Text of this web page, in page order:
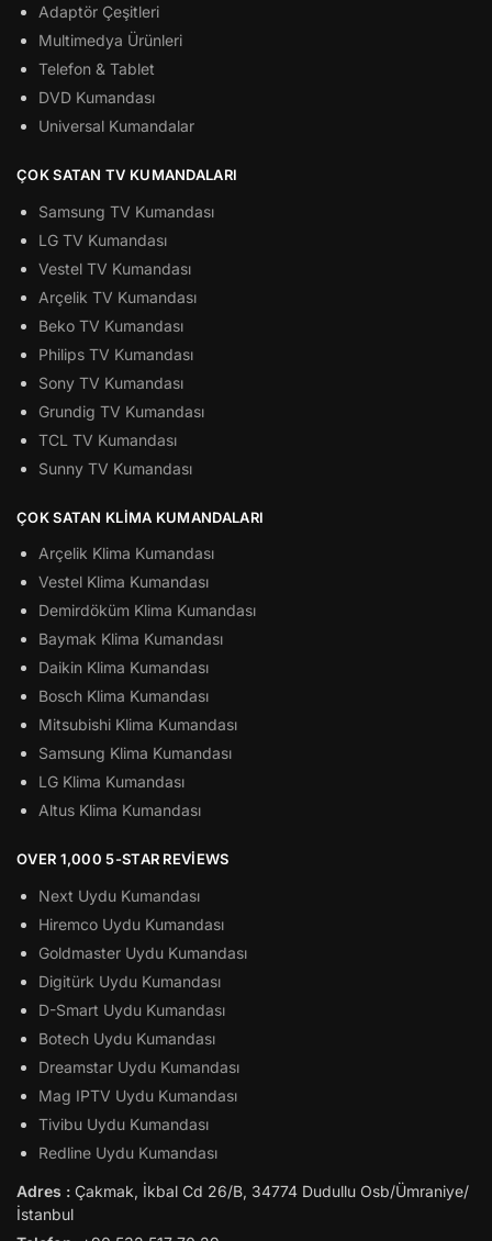
Adaptör Çeşitleri
Multimedya Ürünleri
Telefon & Tablet
DVD Kumandası
Universal Kumandalar
ÇOK SATAN TV KUMANDALARI
Samsung TV Kumandası
LG TV Kumandası
Vestel TV Kumandası
Arçelik TV Kumandası
Beko TV Kumandası
Philips TV Kumandası
Sony TV Kumandası
Grundig TV Kumandası
TCL TV Kumandası
Sunny TV Kumandası
ÇOK SATAN KLIMA KUMANDALARI
Arçelik Klima Kumandası
Vestel Klima Kumandası
Demirdöküm Klima Kumandası
Baymak Klima Kumandası
Daikin Klima Kumandası
Bosch Klima Kumandası
Mitsubishi Klima Kumandası
Samsung Klima Kumandası
LG Klima Kumandası
Altus Klima Kumandası
OVER 1,000 5-STAR REVIEWS
Next Uydu Kumandası
Hiremco Uydu Kumandası
Goldmaster Uydu Kumandası
Digitürk Uydu Kumandası
D-Smart Uydu Kumandası
Botech Uydu Kumandası
Dreamstar Uydu Kumandası
Mag IPTV Uydu Kumandası
Tivibu Uydu Kumandası
Redline Uydu Kumandası
Adres : Çakmak, İkbal Cd 26/B, 34774 Dudullu Osb/Ümraniye/
İstanbul